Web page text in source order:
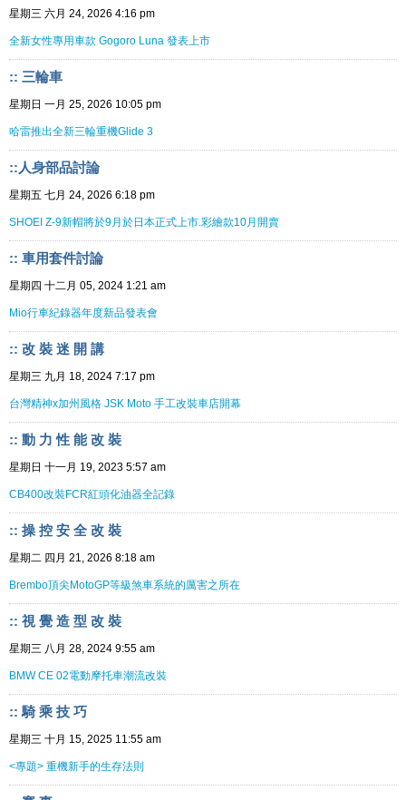
星期三 六月 24, 2026 4:16 pm
全新女性專用車款 Gogoro Luna 發表上市
:: 三輪車
星期日 一月 25, 2026 10:05 pm
哈雷推出全新三輪重機Glide 3
::人身部品討論
星期五 七月 24, 2026 6:18 pm
SHOEI Z-9新帽將於9月於日本正式上市.彩繪款10月開賣
:: 車用套件討論
星期四 十二月 05, 2024 1:21 am
Mio行車紀錄器年度新品發表會
:: 改 裝 迷 開 講
星期三 九月 18, 2024 7:17 pm
台灣精神x加州風格 JSK Moto 手工改裝車店開幕
:: 動 力 性 能 改 裝
星期日 十一月 19, 2023 5:57 am
CB400改裝FCR紅頭化油器全記錄
:: 操 控 安 全 改 裝
星期二 四月 21, 2026 8:18 am
Brembo頂尖MotoGP等級煞車系統的厲害之所在
:: 視 覺 造 型 改 裝
星期三 八月 28, 2024 9:55 am
BMW CE 02電動摩托車潮流改裝
:: 騎 乘 技 巧
星期三 十月 15, 2025 11:55 am
<專題> 重機新手的生存法則